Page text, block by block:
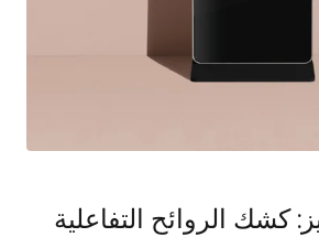
كشك الروائح التفاعلية